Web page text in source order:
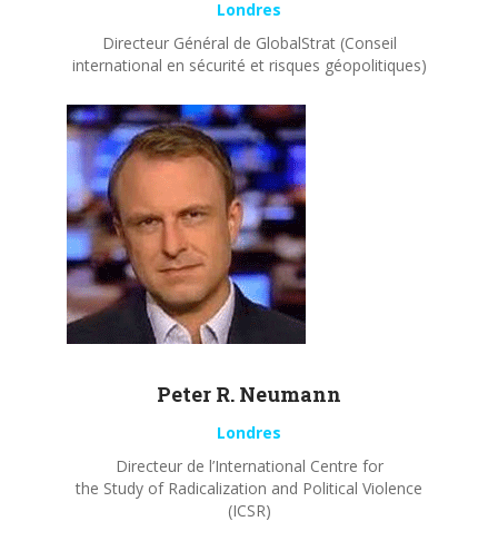
Londres
Directeur Général de GlobalStrat (Conseil
international en sécurité et risques géopolitiques)
Peter R. Neumann
Londres
Directeur de l’International Centre for
the Study of Radicalization and Political Violence
(ICSR)